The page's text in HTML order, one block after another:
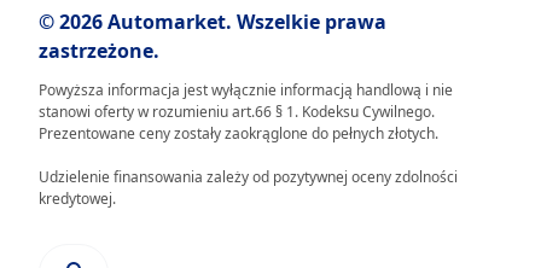
© 2026 Automarket. Wszelkie prawa
zastrzeżone.
Powyższa informacja jest wyłącznie informacją handlową i nie
stanowi oferty w rozumieniu art.66 § 1. Kodeksu Cywilnego.
Prezentowane ceny zostały zaokrąglone do pełnych złotych.
Udzielenie finansowania zależy od pozytywnej oceny zdolności
kredytowej.